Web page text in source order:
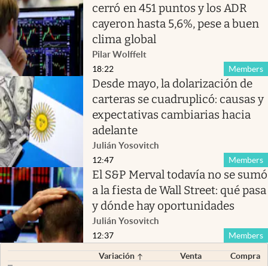
cerró en 451 puntos y los ADR
cayeron hasta 5,6%, pese a buen
clima global
Pilar Wolffelt
Members
18:22
Desde mayo, la dolarización de
carteras se cuadruplicó: causas y
expectativas cambiarias hacia
adelante
Julián Yosovitch
Members
12:47
El S&P Merval todavía no se sumó
a la fiesta de Wall Street: qué pasa
y dónde hay oportunidades
Julián Yosovitch
Members
12:37
Variación Venta
Compra